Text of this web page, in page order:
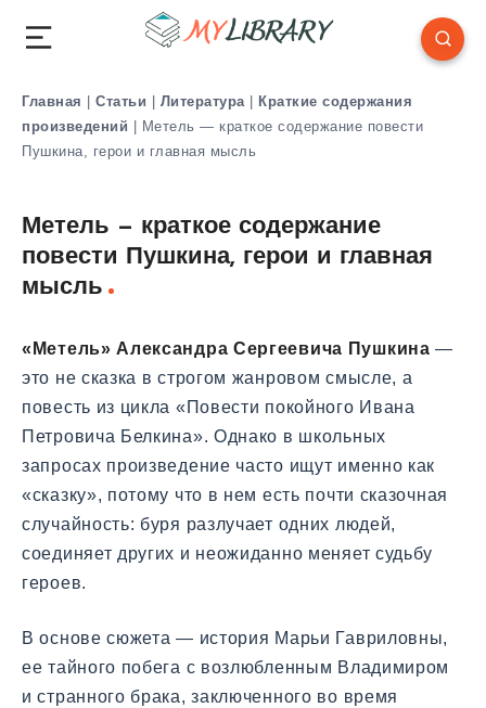
Главная | Статьи | Литература | Краткие содержания
произведений | Метель — краткое содержание повести
Пушкина, герои и главная мысль
Метель — краткое содержание
повести Пушкина, герои и главная
мысль
«Метель» Александра Сергеевича Пушкина —
это не сказка в строгом жанровом смысле, а
повесть из цикла «Повести покойного Ивана
Петровича Белкина». Однако в школьных
запросах произведение часто ищут именно как
«сказку», потому что в нем есть почти сказочная
случайность: буря разлучает одних людей,
соединяет других и неожиданно меняет судьбу
героев.
В основе сюжета — история Марьи Гавриловны,
ее тайного побега с возлюбленным Владимиром
и странного брака, заключенного во время